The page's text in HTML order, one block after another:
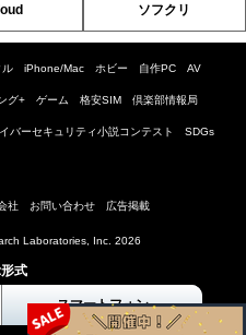
ソフクリ
ル iPhone/Mac ホビー 自作PC AV
グ+ ゲーム 格安SIM 倶楽部情報局
バーセキュリティ小説コンテスト SDGs
社 お問い合わせ 広告掲載
Laboratories, Inc. 2026
式
スマートフォン